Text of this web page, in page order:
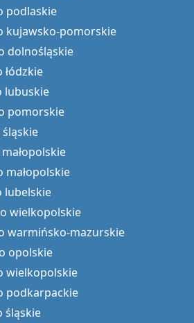
podlaskie
kujawsko-pomorskie
dolnośląskie
łódzkie
lubuskie
pomorskie
małopolskie
lubelskie
wielkopolskie
warmińsko-mazurskie
opolskie
wielkopolskie
podkarpackie
śląskie